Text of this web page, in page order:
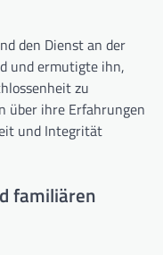
den Dienst an der
und ermutigte ihn,
zu
über ihre Erfahrungen
und Integrität
familiären